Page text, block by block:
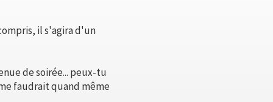
il s'agira d'un
de soirée... peux-tu
faudrait quand même